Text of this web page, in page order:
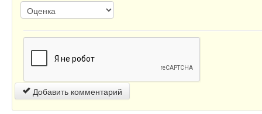
Добавить комментарий